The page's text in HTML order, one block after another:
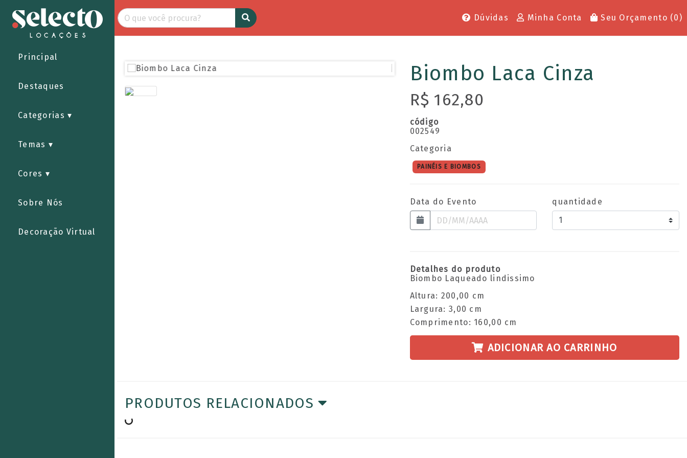
Principal
Destaques
Categorias
Temas
Cores
Sobre Nós
Decoração Virtual
Dúvidas Minha Conta Seu Orçamento (0 )
Biombo Laca Cinza
R$ 162,80
código
002549
Categoria
PAINÉIS E BIOMBOS
Data do Evento quantidade
Detalhes do produto
Biombo Laqueado lindissimo
Altura: 200,00 cm
Largura: 3,00 cm
Comprimento: 160,00 cm
ADICIONAR AO CARRINHO
PRODUTOS RELACIONADOS